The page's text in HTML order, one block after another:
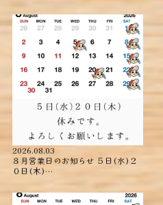
2026.08.03
８月営業日のお知らせ ５日(水)２
０日(木)…